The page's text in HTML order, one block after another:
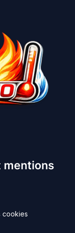
mentions
cookies